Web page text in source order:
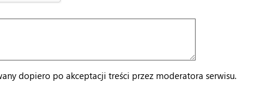
dopiero po akceptacji treści przez moderatora serwisu.